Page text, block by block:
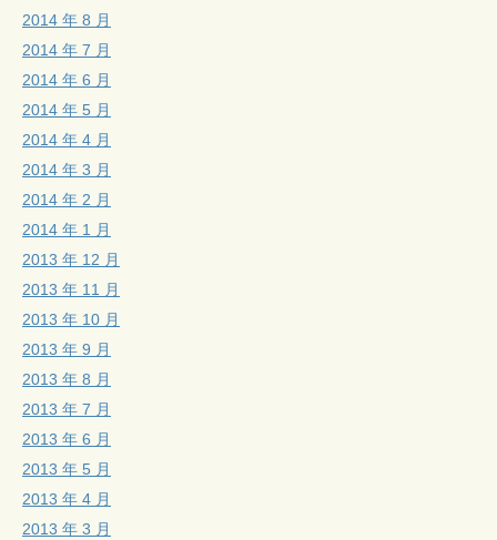
2014 年 8 月
2014 年 7 月
2014 年 6 月
2014 年 5 月
2014 年 4 月
2014 年 3 月
2014 年 2 月
2014 年 1 月
2013 年 12 月
2013 年 11 月
2013 年 10 月
2013 年 9 月
2013 年 8 月
2013 年 7 月
2013 年 6 月
2013 年 5 月
2013 年 4 月
2013 年 3 月